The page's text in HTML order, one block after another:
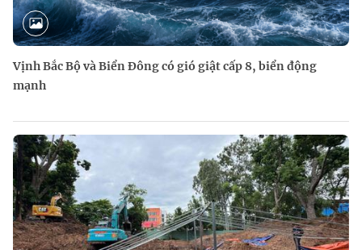
Vịnh Bắc Bộ và Biển Đông có gió giật cấp 8, biển động
mạnh